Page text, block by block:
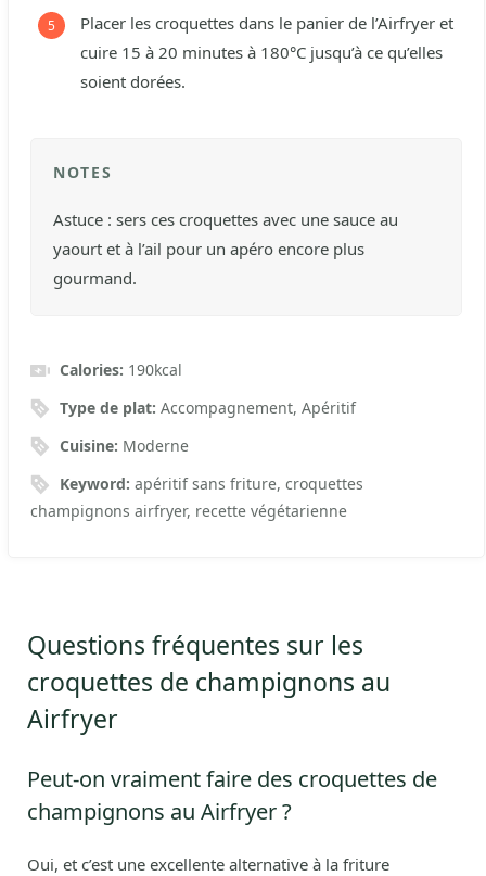
Placer les croquettes dans le panier de l’Airfryer et
cuire 15 à 20 minutes à 180°C jusqu’à ce qu’elles
soient dorées.
NOTES
Astuce : sers ces croquettes avec une sauce au
yaourt et à l’ail pour un apéro encore plus
gourmand.
Calories: 190kcal
Type de plat:Accompagnement, Apéritif
Cuisine: Moderne
Keyword:apéritif sans friture, croquettes
champignons airfryer, recette végétarienne
Questions fréquentes sur les
croquettes de champignons au
Airfryer
Peut-on vraiment faire des croquettes de
champignons au Airfryer ?
Oui, et c’est une excellente alternative à la friture